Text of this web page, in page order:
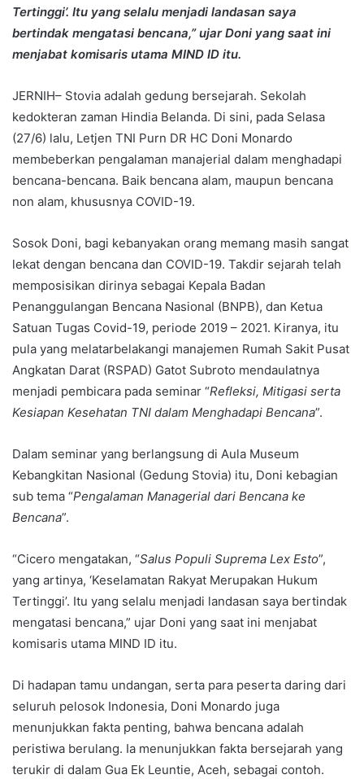
Tertinggi’. Itu yang selalu menjadi landasan saya
bertindak mengatasi bencana,” ujar Doni yang saat ini
menjabat komisaris utama MIND ID itu.
JERNIH– Stovia adalah gedung bersejarah. Sekolah
kedokteran zaman Hindia Belanda. Di sini, pada Selasa
(27/6) lalu, Letjen TNI Purn DR HC Doni Monardo
membeberkan pengalaman manajerial dalam menghadapi
bencana-bencana. Baik bencana alam, maupun bencana
non alam, khususnya COVID-19.
Sosok Doni, bagi kebanyakan orang memang masih sangat
lekat dengan bencana dan COVID-19. Takdir sejarah telah
memposisikan dirinya sebagai Kepala Badan
Penanggulangan Bencana Nasional (BNPB), dan Ketua
Satuan Tugas Covid-19, periode 2019 – 2021. Kiranya, itu
pula yang melatarbelakangi manajemen Rumah Sakit Pusat
Angkatan Darat (RSPAD) Gatot Subroto mendaulatnya
menjadi pembicara pada seminar “Refleksi, Mitigasi serta
Kesiapan Kesehatan TNI dalam Menghadapi Bencana”.
Dalam seminar yang berlangsung di Aula Museum
Kebangkitan Nasional (Gedung Stovia) itu, Doni kebagian
sub tema “Pengalaman Managerial dari Bencana ke
Bencana”.
“Cicero mengatakan, “Salus Populi Suprema Lex Esto”,
yang artinya, ‘Keselamatan Rakyat Merupakan Hukum
Tertinggi’. Itu yang selalu menjadi landasan saya bertindak
mengatasi bencana,” ujar Doni yang saat ini menjabat
komisaris utama MIND ID itu.
Di hadapan tamu undangan, serta para peserta daring dari
seluruh pelosok Indonesia, Doni Monardo juga
menunjukkan fakta penting, bahwa bencana adalah
peristiwa berulang. Ia menunjukkan fakta bersejarah yang
terukir di dalam Gua Ek Leuntie, Aceh, sebagai contoh.